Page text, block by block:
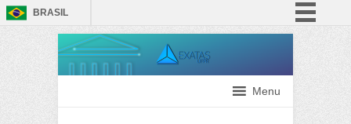
BRASIL
ParticipeMenu